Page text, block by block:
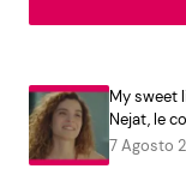
My sweet
Nejat, le
7 Agosto